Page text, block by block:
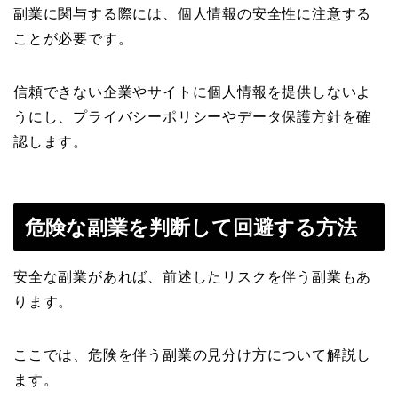
副業に関与する際には、 個人情報の安全性に注意する
ことが必要です。
信頼できない企業やサイトに個人情報を提供しないよ
うにし、プライバシーポリシーやデータ保護方針を確
認します。
危険な副業を判断して回避する方法
安全な副業があれば、前述したリスクを伴う副業もあ
ります。
ここでは、危険を伴う副業の見分け方について解説し
ます。